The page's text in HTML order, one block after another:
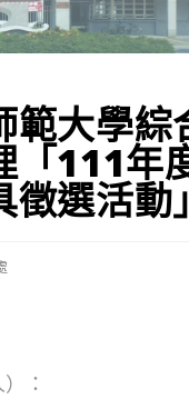
範大學綜
「111年
選活動
：